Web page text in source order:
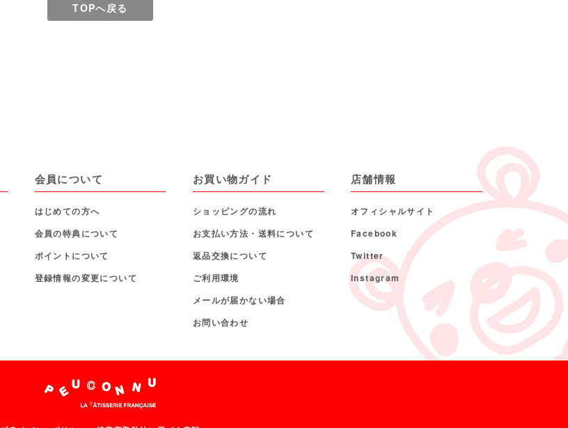
TOPへ戻る
会員について
はじめての方へ
会員の特典について
ポイントについて
登録情報の変更について
お買い物ガイド
ショッピングの流れ
お支払い方法・送料について
返品交換について
ご利用環境
メールが届かない場合
お問い合わせ
店舗情報
オフィシャルサイト
Facebook
Twitter
Instagram